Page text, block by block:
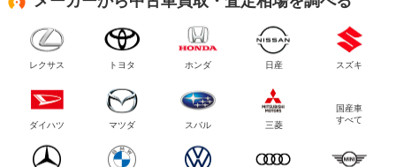
レクサス トヨタ ホンダ 日産 スズキ
ダイハツ マツダ スバル 三菱
国産車
すべて